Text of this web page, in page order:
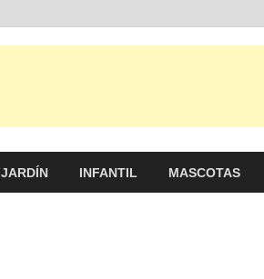
JARDÍN INFANTIL MASCOTAS